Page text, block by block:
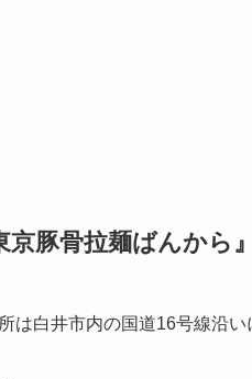
京豚骨拉麺ばんから
は白井市内の国道16号線沿